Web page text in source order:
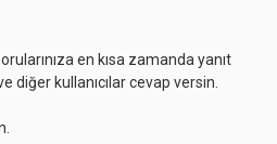
en kısa zamanda yanıt
diğer kullanıcılar cevap versin.